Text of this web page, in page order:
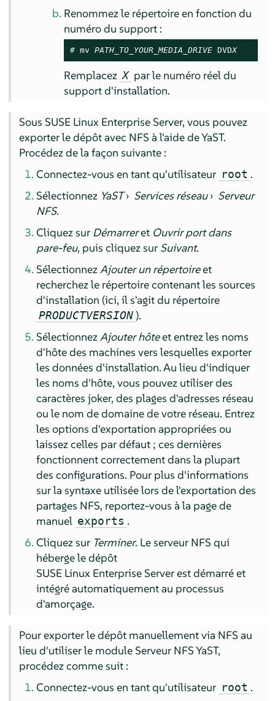
Renommez le répertoire en fonction du
numéro du support :
# mv PATH_TO_YOUR_MEDIA_DRIVE DVDX
Remplacez X par le numéro réel du
support d'installation.
Sous SUSE Linux Enterprise Server, vous pouvez
exporter le dépôt avec NFS à l'aide de YaST.
Procédez de la façon suivante :
Connectez-vous en tant qu'utilisateur root .
Sélectionnez YaST› Services réseau› Serveur
NFS.
Cliquez sur Démarreret Ouvrir port dans
pare-feu, puis cliquez sur Suivant.
SélectionnezAjouter un répertoireet
recherchez le répertoire contenant les sources
d'installation (ici, il s'agit du répertoire
PRODUCTVERSION).
SélectionnezAjouter hôteet entrez les noms
d'hôte des machines vers lesquelles exporter
les données d'installation. Au lieu d'indiquer
les noms d'hôte, vous pouvez utiliser des
caractères joker, des plages d'adresses réseau
ou le nom de domaine de votre réseau. Entrez
les options d'exportation appropriées ou
laissez celles par défaut ; ces dernières
fonctionnent correctement dans la plupart
des configurations. Pour plus d'informations
sur la syntaxe utilisée lors de l'exportation des
partages NFS, reportez-vous à la page de
manuel exports .
Cliquez sur Terminer. Le serveur NFS qui
héberge le dépôt
SUSE Linux Enterprise Serverest démarré et
intégré automatiquement au processus
d'amorçage.
Pour exporter le dépôt manuellement via NFS au
lieu d'utiliser le module Serveur NFS YaST,
procédez comme suit :
Connectez-vous en tant qu'utilisateur root .